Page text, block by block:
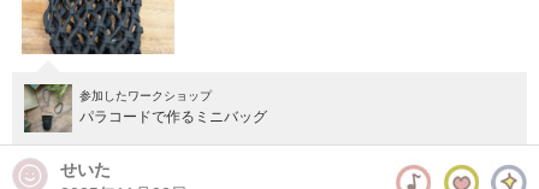
東京 （東横線）学芸大学駅から徒歩14分
参加したワークショップ
パラコードで作るミニバッグ
せいた